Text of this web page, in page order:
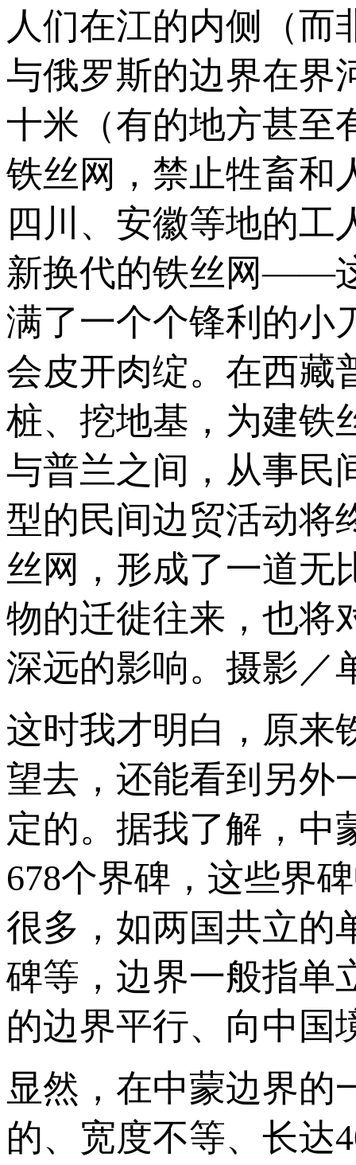
人们在江的内侧（而
与俄罗斯的边界在界
十米（有的地方甚至
铁丝网，禁止牲畜和
四川、安徽等地的工
新换代的铁丝网——
满了一个个锋利的小
会皮开肉绽。在西藏
桩、挖地基，为建铁
与普兰之间，从事民
型的民间边贸活动
丝网，形成了一道无
物的迁徙往来，也将
深远的影响。摄影／
这时我才明白，原来
望去，还能看到另外
定的。据我了解，中
678个界碑，这些界
很多，如两国共立的
碑等，边界一般指单
的边界平行、向中国
显然，在中蒙边界的
的、宽度不等、长达